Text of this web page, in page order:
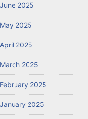
June 2025
May 2025
April 2025
March 2025
February 2025
January 2025